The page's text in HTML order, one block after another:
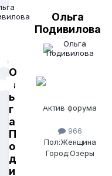
О
л
ь
г
а
П
о
д
и
Ольга
Подивилова
Актив форума
966
Пол:Женщина
Город:Озёры